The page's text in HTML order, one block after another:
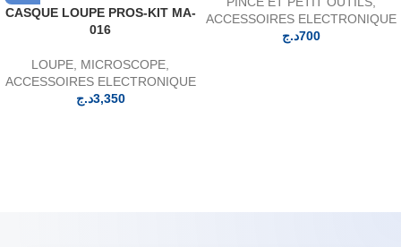
CASQUE LOUPE PROS-KIT MA-
016
LOUPE MICROSCOPE
ACCESSOIRES ELECTRONIQUE
3,350د.ج
ACCESSOIRES ELECTRONIQUE
700د.ج